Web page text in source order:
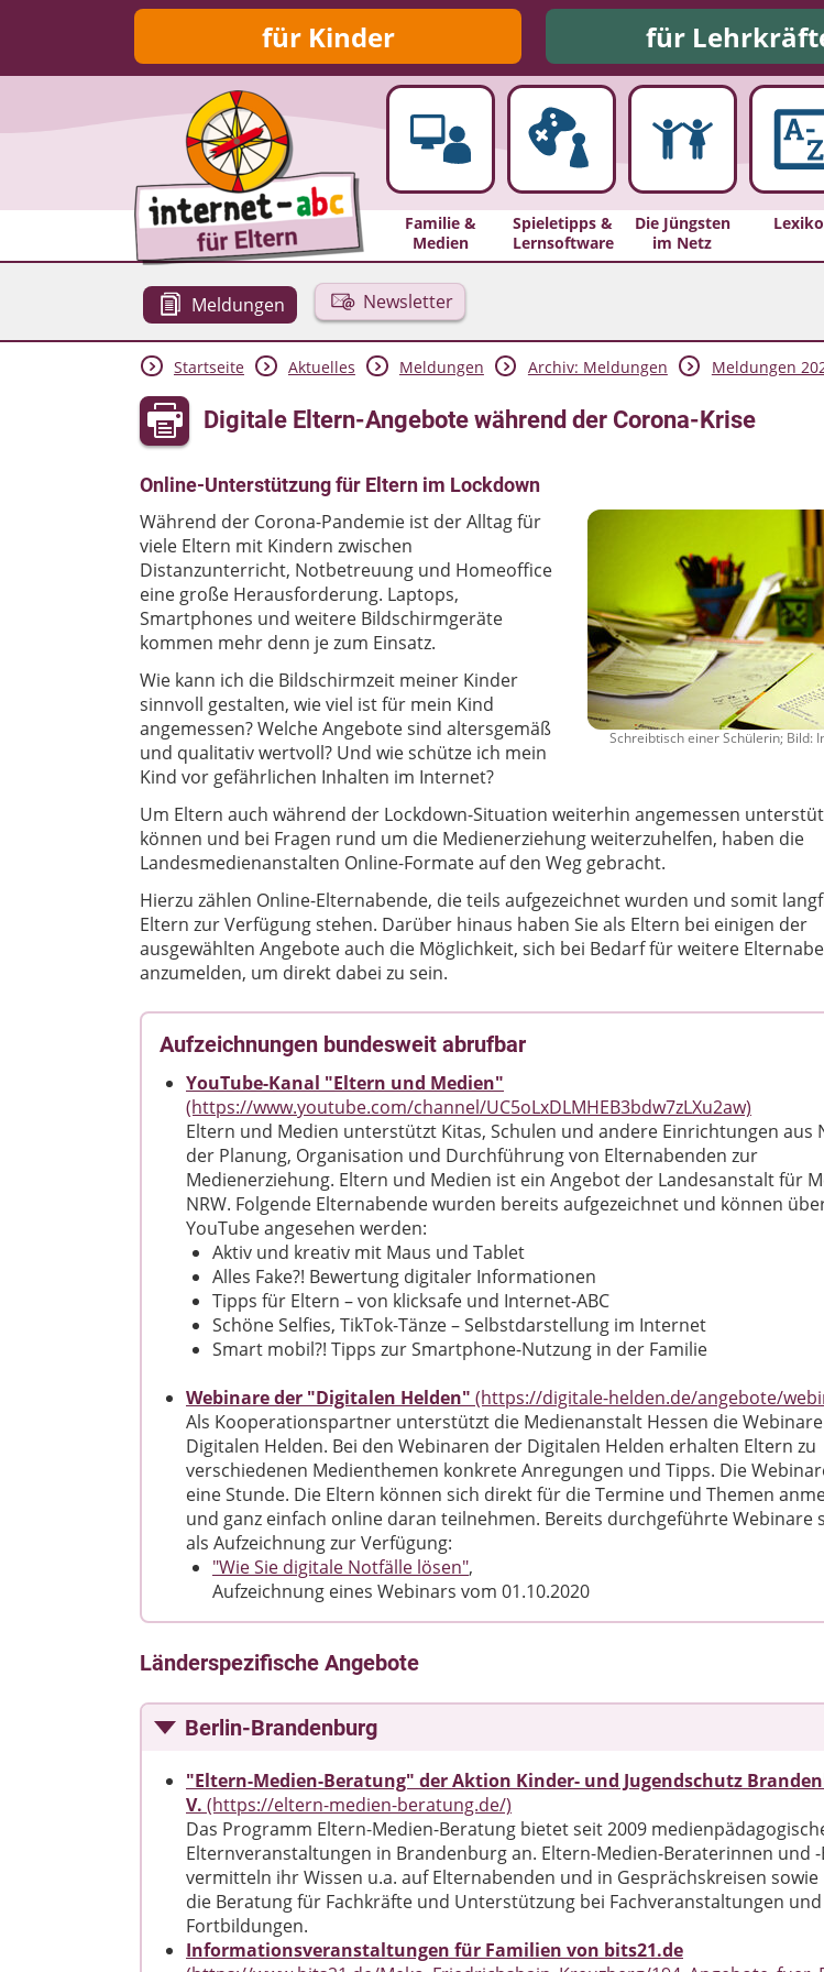
für Kinder für
Familie &
Medien
Spieletipps &
Lernsoftware
Die Jüngsten
im Netz
Meldungen Newsletter
Startseite Aktuelles Meldungen Archiv: Meldungen Meldungen
Digitale Eltern-Angebote während der Corona-Krise
Online-Unterstützung für Eltern im Lockdown
Schreibtisch einer Schülerin; Bild:
Während der Corona-Pandemie ist der Alltag für
viele Eltern mit Kindern zwischen
Distanzunterricht, Notbetreuung und Homeoffice
eine große Herausforderung. Laptops,
Smartphones und weitere Bildschirmgeräte
kommen mehr denn je zum Einsatz.
Wie kann ich die Bildschirmzeit meiner Kinder
sinnvoll gestalten, wie viel ist für mein Kind
angemessen? Welche Angebote sind altersgemäß
und qualitativ wertvoll? Und wie schütze ich mein
Kind vor gefährlichen Inhalten im Internet?
Um Eltern auch während der Lockdown-Situation weiterhin angemessen
können und bei Fragen rund um die Medienerziehung weiterzuhelfen, haben die
Landesmedienanstalten Online-Formate auf den Weg gebracht.
Hierzu zählen Online-Elternabende, die teils aufgezeichnet wurden und somit
Eltern zur Verfügung stehen. Darüber hinaus haben Sie als Eltern bei einigen der
ausgewählten Angebote auch die Möglichkeit, sich bei Bedarf für weitere
anzumelden, um direkt dabei zu sein.
Aufzeichnungen bundesweit abrufbar
YouTube-Kanal "Eltern und Medien"
(https://www.youtube.com/channel/UC5oLxDLMHEB3bdw7zLXu2aw)
Eltern und Medien unterstützt Kitas, Schulen und andere Einrichtungen aus
der Planung, Organisation und Durchführung von Elternabenden zur
Medienerziehung. Eltern und Medien ist ein Angebot der Landesanstalt für
NRW. Folgende Elternabende wurden bereits aufgezeichnet und können
YouTube angesehen werden:
Aktiv und kreativ mit Maus und Tablet
Alles Fake?! Bewertung digitaler Informationen
Tipps für Eltern – von klicksafe und Internet-ABC
Schöne Selfies, TikTok-Tänze – Selbstdarstellung im Internet
Smart mobil?! Tipps zur Smartphone-Nutzung in der Familie
Webinare der "Digitalen Helden" (https://digitale-helden.de/angebote/
Als Kooperationspartner unterstützt die Medienanstalt Hessen die
Digitalen Helden. Bei den Webinaren der Digitalen Helden erhalten Eltern zu
verschiedenen Medienthemen konkrete Anregungen und Tipps. Die
eine Stunde. Die Eltern können sich direkt für die Termine und Themen
und ganz einfach online daran teilnehmen. Bereits durchgeführte Webinare
als Aufzeichnung zur Verfügung:
"Wie Sie digitale Notfälle lösen",
​​​​​​​Aufzeichnung eines Webinars vom 01.10.2020
Länderspezifische Angebote
Berlin-Brandenburg
"Eltern-Medien-Beratung" der Aktion Kinder- und Jugendschutz
V. (https://eltern-medien-beratung.de/)
Das Programm Eltern-Medien-Beratung bietet seit 2009
Elternveranstaltungen in Brandenburg an. Eltern-Medien-Beraterinnen und
vermitteln ihr Wissen u.a. auf Elternabenden und in Gesprächskreisen sowie
die Beratung für Fachkräfte und Unterstützung bei Fachveranstaltungen und
Fortbildungen.
Informationsveranstaltungen für Familien von bits21.de